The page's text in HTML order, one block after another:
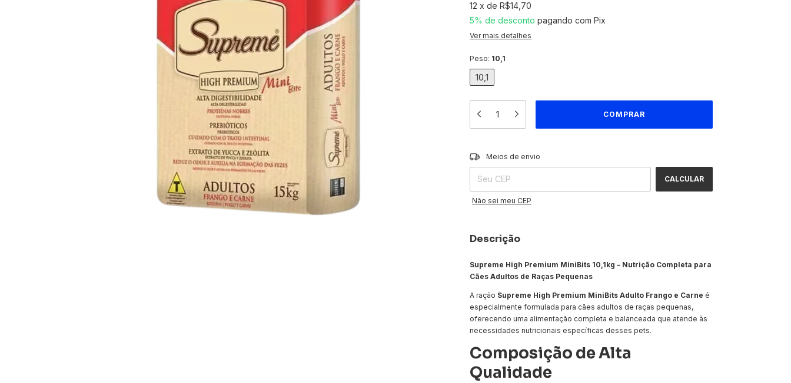
12 x de R$14,70
5% de desconto pagando com Pix
Ver mais detalhes
Peso: 10,1
10,1
Entregas para o CEP:
Meios de envio
CALCULAR
Não sei meu CEP
Descrição
Supreme High Premium MiniBits 10,1kg – Nutrição Completa para
Cães Adultos de Raças Pequenas
A ração Supreme High Premium MiniBits Adulto Frango e Carne é
especialmente formulada para cães adultos de raças pequenas,
oferecendo uma alimentação completa e balanceada que atende às
necessidades nutricionais específicas desses pets.
Composição de Alta
Qualidade